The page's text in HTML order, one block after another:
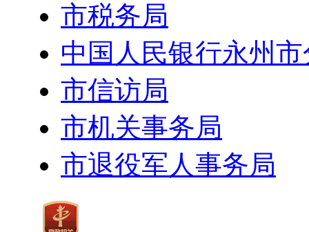
市税务局
中国人民银行永州
市信访局
市机关事务局
市退役军人事务局